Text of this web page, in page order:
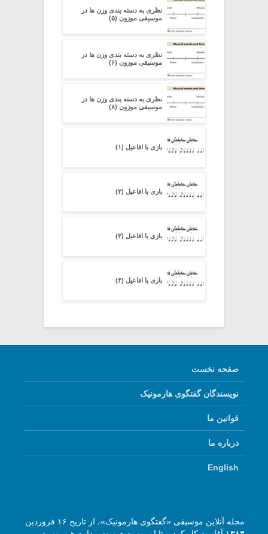
نظری به دسته ‏بندی وزن‏ ها در
موسیقی موزون (۵)
نظری به دسته ‏بندی وزن‏ ها در
موسیقی موزون (۶)
نظری به دسته ‏بندی وزن‏ ها در
موسیقی موزون (۸)
بازی با افاعیل (۱)
بازی با افاعیل (۲)
بازی با افاعیل (۳)
بازی با افاعیل (۴)
صفحه نخست
نویسندگان گفتگوی هارمونیک
قوانین ما
درباره ما
English
مجله آنلاین موسیقی «گفتگوی هارمونیک»، از تاریخ ۱۶ فروردین